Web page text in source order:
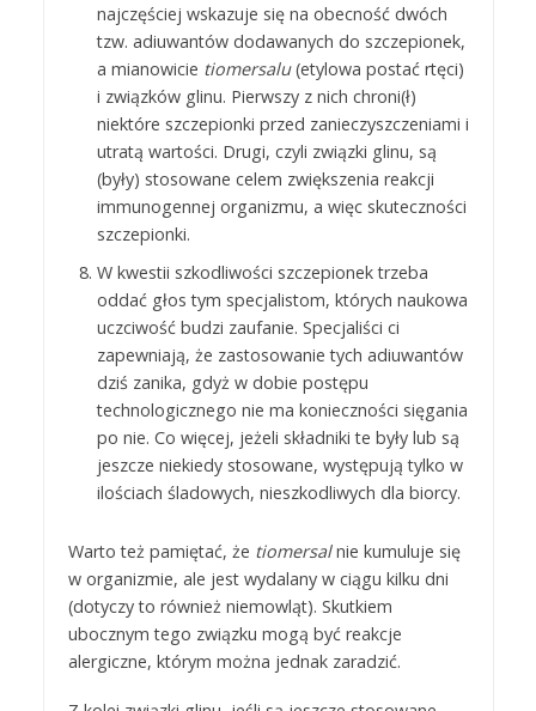
najczęściej wskazuje się na obecność dwóch
tzw. adiuwantów dodawanych do szczepionek,
a mianowicie tiomersalu(etylowa postać rtęci)
i związków glinu. Pierwszy z nich chroni(ł)
niektóre szczepionki przed zanieczyszczeniami i
utratą wartości. Drugi, czyli związki glinu, są
(były) stosowane celem zwiększenia reakcji
immunogennej organizmu, a więc skuteczności
szczepionki.
W kwestii szkodliwości szczepionek trzeba
oddać głos tym specjalistom, których naukowa
uczciwość budzi zaufanie. Specjaliści ci
zapewniają, że zastosowanie tych adiuwantów
dziś zanika, gdyż w dobie postępu
technologicznego nie ma konieczności sięgania
po nie. Co więcej, jeżeli składniki te były lub są
jeszcze niekiedy stosowane, występują tylko w
ilościach śladowych, nieszkodliwych dla biorcy.
Warto też pamiętać, że tiomersalnie kumuluje się
w organizmie, ale jest wydalany w ciągu kilku dni
(dotyczy to również niemowląt). Skutkiem
ubocznym tego związku mogą być reakcje
alergiczne, którym można jednak zaradzić.